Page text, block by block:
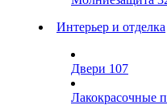
Интерьер и отделка
Двери 107
Лакокрасочные